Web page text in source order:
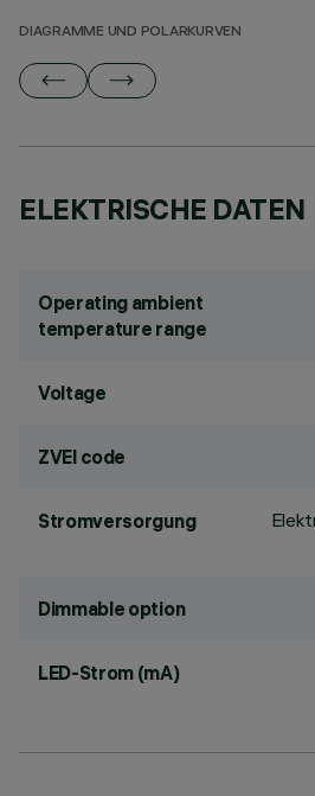
DIAGRAMME UND POLARKURVEN
ELEKTRISCHE DATEN
Operating ambient
temperature range
Voltage
ZVEI code
Stromversorgung
Dimmable option
LED-Strom (mA)